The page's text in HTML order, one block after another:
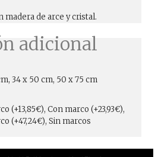
madera de arce y cristal.
adicional
34 x 50 cm, 50 x 75 cm
(+13,85€), Con marco (+23,93€),
(+47,24€), Sin marcos